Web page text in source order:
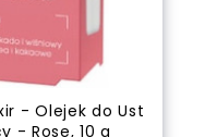
- Olejek do Ust
- Rose, 10 g